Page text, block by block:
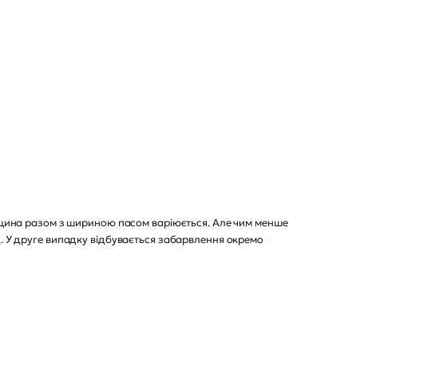
разом з шириною пасом варіюється. Але чим менше
друге випадку відбувається забарвлення окремо